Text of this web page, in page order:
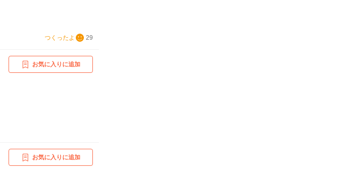
つくったよ 29
お気に入りに追加
お気に入りに追加